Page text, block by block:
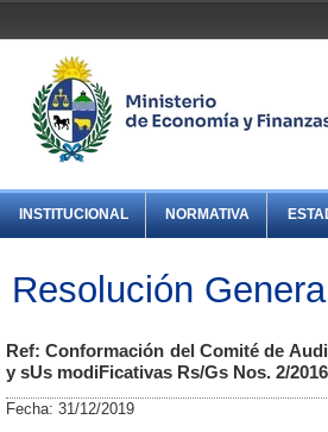
INSTITUCIONAL NORMATIVA
Resolución
Ref: Conformación del Comité de
y sUs modiFicativas Rs/Gs Nos. 2/
Fecha: 31/12/2019